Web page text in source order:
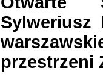
Sylweriusz
przestrzeni